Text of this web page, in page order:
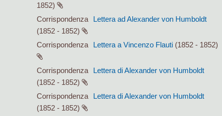
1852)
Corrispondenza
Lettera ad Alexander von Humboldt
(1852 - 1852)
Corrispondenza
Lettera a Vincenzo Flauti (1852 - 1852)
Corrispondenza
Lettera di Alexander von Humboldt
(1852 - 1852)
Corrispondenza
Lettera di Alexander von Humboldt
(1852 - 1852)